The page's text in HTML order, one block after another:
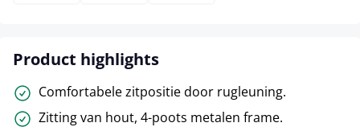
Product highlights
Comfortabele zitpositie door rugleuning.
Zitting van hout, 4-poots metalen frame.